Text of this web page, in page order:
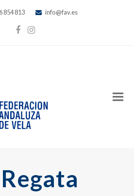
854 813 info@fav.es
Facebook
Instagram